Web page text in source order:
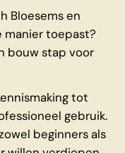
Bloesems en
manier toepast?
bouw stap voor
tot
gebruik.
beginners als